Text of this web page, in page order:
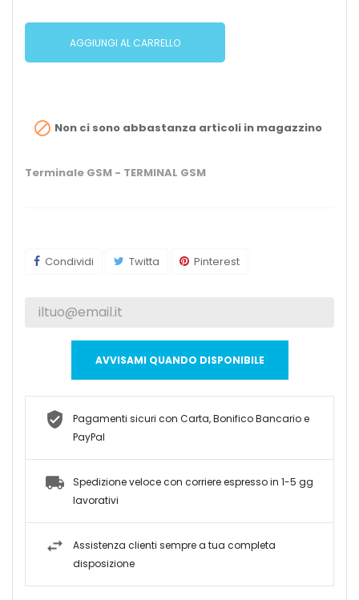
AGGIUNGI AL CARRELLO
 Non ci sono abbastanza articoli in magazzino
Terminale GSM - TERMINAL GSM
Condividi Twitta Pinterest
AVVISAMI QUANDO DISPONIBILE
Pagamenti sicuri con Carta, Bonifico Bancario e
PayPal
Spedizione veloce con corriere espresso in 1-5 gg
lavorativi
Assistenza clienti sempre a tua completa
disposizione